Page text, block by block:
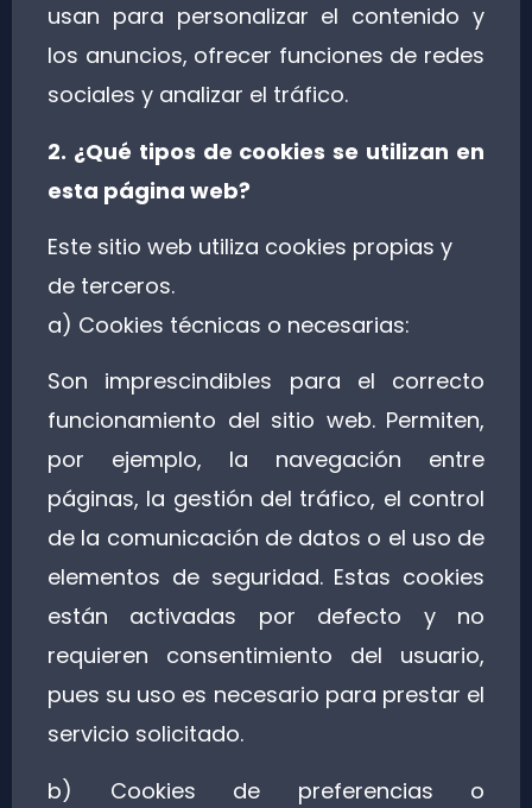
usan para personalizar el contenido y
los anuncios, ofrecer funciones de redes
sociales y analizar el tráfico.
2. ¿Qué tipos de cookies se utilizan en
esta página web?
Este sitio web utiliza cookies propias y
de terceros.
a) Cookies técnicas o necesarias:
Son imprescindibles para el correcto
funcionamiento del sitio web. Permiten,
por ejemplo, la navegación entre
páginas, la gestión del tráfico, el control
de la comunicación de datos o el uso de
elementos de seguridad. Estas cookies
están activadas por defecto y no
requieren consentimiento del usuario,
pues su uso es necesario para prestar el
servicio solicitado.
b) Cookies de preferencias o